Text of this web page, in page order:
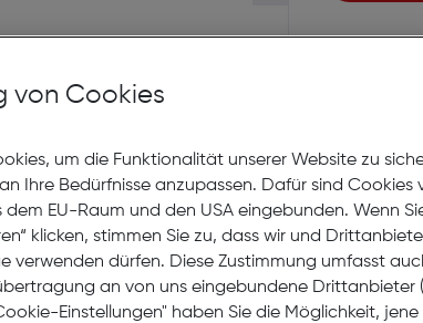
Jetzt
von Cookies
um die Funktionalität unserer Website zu
Ihre Bedürfnisse anzupassen. Dafür sind Cookies
EU-Raum und den USA eingebunden. Wenn
klicken, stimmen Sie zu, dass wir und
verwenden dürfen. Diese Zustimmung umfasst
an von uns eingebundene Drittanbieter
Einstellungen" haben Sie die Möglichkeit,